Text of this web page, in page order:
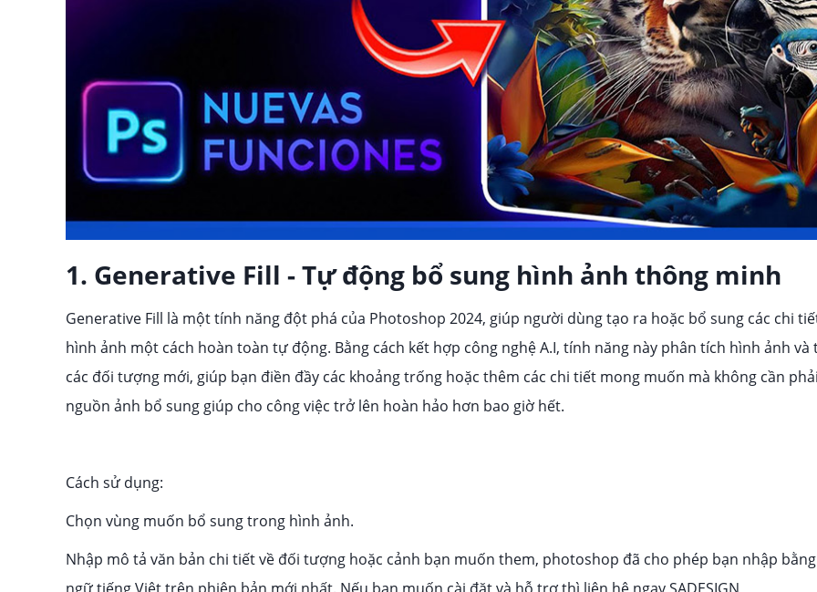
1. Generative Fill - Tự động bổ sung hình ảnh thông minh
Generative Fill là một tính năng đột phá của Photoshop 2024, giúp người dùng tạo ra hoặc bổ sung các chi
hình ảnh một cách hoàn toàn tự động. Bằng cách kết hợp công nghệ A.I, tính năng này phân tích hình ảnh và
các đối tượng mới, giúp bạn điền đầy các khoảng trống hoặc thêm các chi tiết mong muốn mà không cần
nguồn ảnh bổ sung giúp cho công việc trở lên hoàn hảo hơn bao giờ hết.
Cách sử dụng:
Chọn vùng muốn bổ sung trong hình ảnh.
Nhập mô tả văn bản chi tiết về đối tượng hoặc cảnh bạn muốn them, photoshop đã cho phép bạn nhập